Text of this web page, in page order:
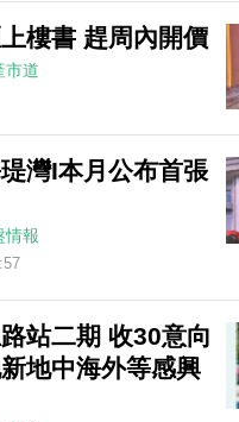
樓書 趕周內開價
市道
灣I本月公布首張
情報
站二期 收30意向
地中海外等感興